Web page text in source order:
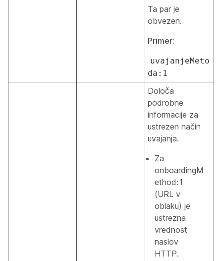
Ta par je
obvezen.
Primer:
uvajanjeMeto
da:1
Določa
podrobne
informacije za
ustrezen način
uvajanja.
Za
onboardingM
ethod:1
(URL v
oblaku) je
ustrezna
vrednost
naslov
HTTP.